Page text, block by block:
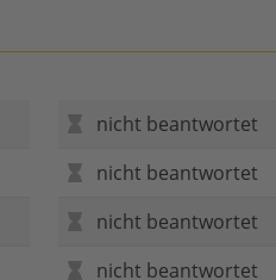
nicht beantwortet
nicht beantwortet
nicht beantwortet
nicht beantwortet